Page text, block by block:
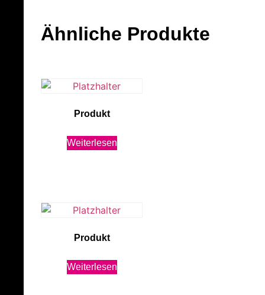
Ähnliche Produkte
Produkt
Weiterlesen
Produkt
Weiterlesen